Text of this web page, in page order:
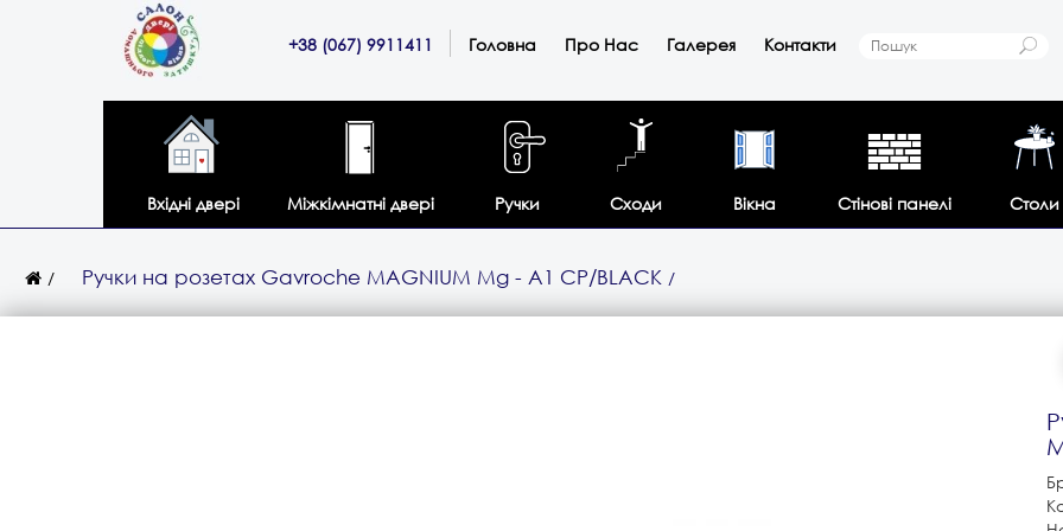
+38 (067) 9911411 Головна Про Нас Галерея Контакти
Вхідні двері Міжкімнатні двері Ручки Сходи Вікна Стінові панелі Столи
Ручки на розетах Gavroche MAGNIUM Mg - A1 CP/BLACK